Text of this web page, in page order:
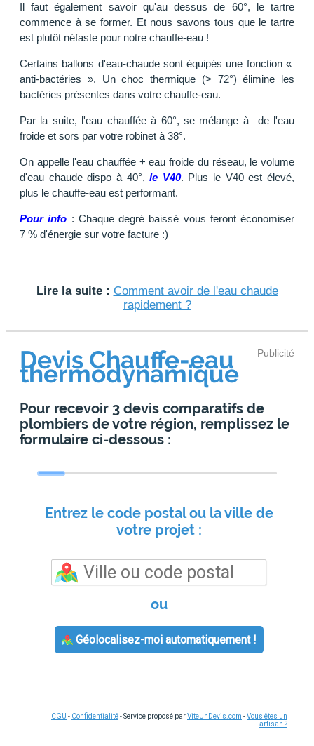
Il faut également savoir qu'au dessus de 60°, le tartre
commence à se former. Et nous savons tous que le tartre
est plutôt néfaste pour notre chauffe-eau !
Certains ballons d'eau-chaude sont équipés une fonction «
anti-bactéries ». Un choc thermique (> 72°) élimine les
bactéries présentes dans votre chauffe-eau.
Par la suite, l'eau chauffée à 60°, se mélange à de l'eau
froide et sors par votre robinet à 38°.
On appelle l'eau chauffée + eau froide du réseau, le volume
d'eau chaude dispo à 40°,le V40. Plus le V40 est élevé,
plus le chauffe-eau est performant.
Pour info : Chaque degré baissé vous feront économiser
7 % d'énergie sur votre facture :)
Lire la suite : Comment avoir de l'eau chaude
rapidement ?
Publicité
Devis Chauffe-eau
thermodynamique
Pour recevoir 3 devis comparatifs de
plombiers de votre région, remplissez le
formulaire ci-dessous :
Entrez le code postal ou la ville de
votre projet :
ou
Géolocalisez-moi automatiquement !
CGU - Confidentialité- Service proposé parViteUnDevis.com -Vous êtes un
artisan ?